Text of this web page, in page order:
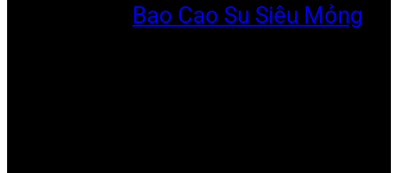
Bao Cao Su Siêu Mỏng